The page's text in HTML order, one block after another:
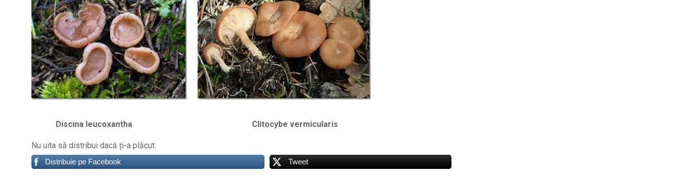
Discina leucoxantha Clitocybe vermicularis
Nu uita să distribui dacă ți-a plăcut:
Distribuie pe Facebook Tweet